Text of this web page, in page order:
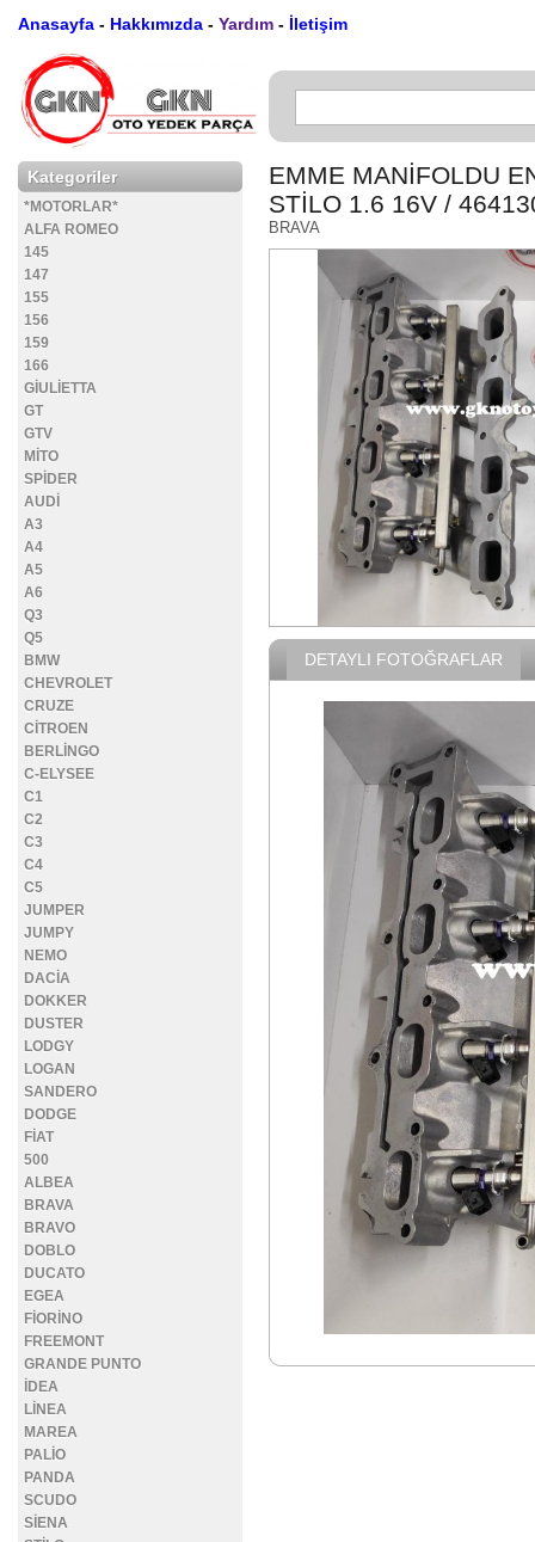
Anasayfa - Hakkımızda - Yardım - İletişim
Kategoriler
*MOTORLAR*
ALFA ROMEO
145
147
155
156
159
166
GİULİETTA
GT
GTV
MİTO
SPİDER
AUDİ
A3
A4
A5
A6
Q3
Q5
BMW
CHEVROLET
CRUZE
CİTROEN
BERLİNGO
C-ELYSEE
C1
C2
C3
C4
C5
JUMPER
JUMPY
NEMO
DACİA
DOKKER
DUSTER
LODGY
LOGAN
SANDERO
DODGE
FİAT
500
ALBEA
BRAVA
BRAVO
DOBLO
DUCATO
EGEA
FİORİNO
FREEMONT
GRANDE PUNTO
İDEA
LİNEA
MAREA
PALİO
PANDA
SCUDO
SİENA
EMME MANİFOLDU
STİLO 1.6 16V /
BRAVA
DETAYLI FOTOĞRAFLAR